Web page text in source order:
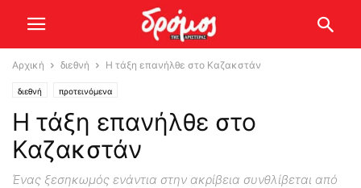
Αρχική διεθνή Η τάξη επανήλθε στο Καζακστάν
διεθνή προτεινόμενα
Η τάξη επανήλθε στο
Καζακστάν
Ένας ξεσηκωμός ενάντια στην ακρίβεια συνθλίβεται από